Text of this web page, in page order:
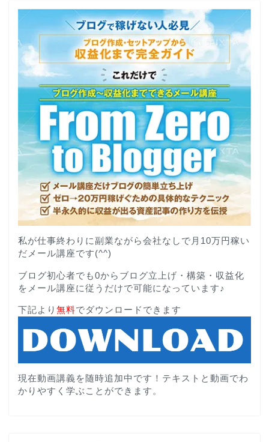
私が仕事終わりに副業ながら会社なしで月10万円稼い
だメール講座です(^^)
ブログ初心者でも0からブログ立上げ・構築・収益化
をメール講座に従うだけで可能になっています♪
下記より 無料でダウンロードできます
現在動画講義を随時追加中です！テキストと動画でわ
かりやすく学ぶことができます。